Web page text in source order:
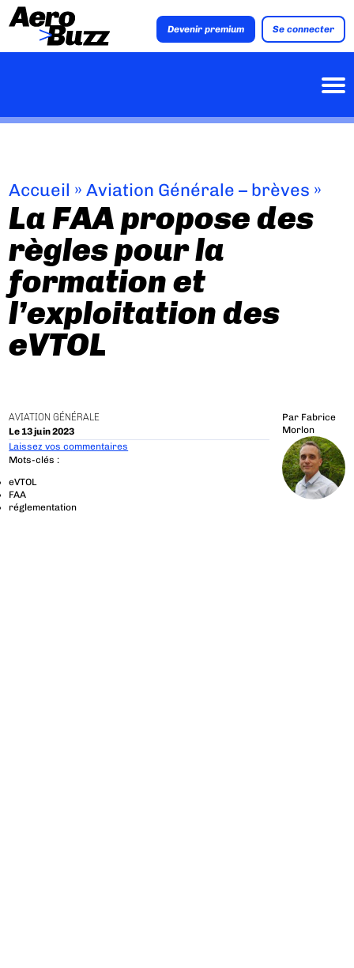
Devenir premium Se connecter
Accueil »Aviation Générale – brèves »
La FAA propose des
règles pour la
formation et
l’exploitation des
eVTOL
AVIATION GÉNÉRALE
Le 13 juin 2023
Par Fabrice
Morlon
Laissez vos commentaires
Mots-clés :
eVTOL
FAA
réglementation